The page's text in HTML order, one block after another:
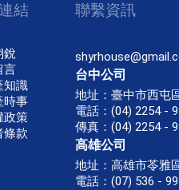
結
銳
言
知識
時事
政策
條款
聯繫資訊
台中公司
地址：臺中市西屯
電話：(04) 2254 -
傳真：(04) 2254 -
高雄公司
地址：高雄市苓雅
電話：(07) 536 -